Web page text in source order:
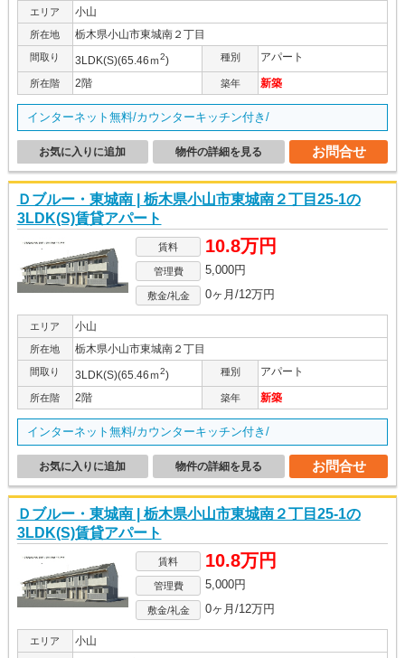
エリア 小山
所在地 栃木県小山市東城南２丁目
間取り 3LDK(S)(65.46ｍ2) 種別 アパート
所在階 2階 築年 新築
インターネット無料/カウンターキッチン付き/
お問合せ
物件の詳細を見る
お気に入りに追加
Ｄブルー・東城南 | 栃木県小山市東城南２丁目25-1の
3LDK(S)賃貸アパート
賃料 10.8万円
管理費 5,000円
敷金/礼金 0ヶ月/12万円
エリア 小山
所在地 栃木県小山市東城南２丁目
間取り 3LDK(S)(65.46ｍ2) 種別 アパート
所在階 2階 築年 新築
インターネット無料/カウンターキッチン付き/
お問合せ
物件の詳細を見る
お気に入りに追加
Ｄブルー・東城南 | 栃木県小山市東城南２丁目25-1の
3LDK(S)賃貸アパート
賃料 10.8万円
管理費 5,000円
敷金/礼金 0ヶ月/12万円
エリア 小山